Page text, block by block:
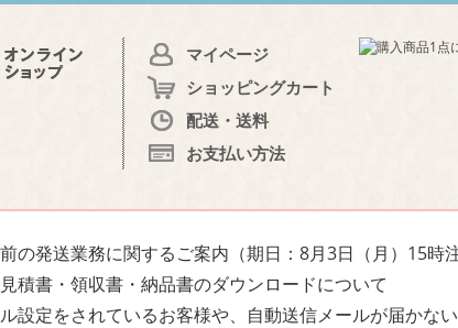
マイページ
ショッピングカート
配送・送料
お支払い方法
の発送業務に関するご案内（期日：8月3日（月）15時
積書・領収書・納品書のダウンロードについて
ル設定をされているお客様や、自動送信メールが届かな